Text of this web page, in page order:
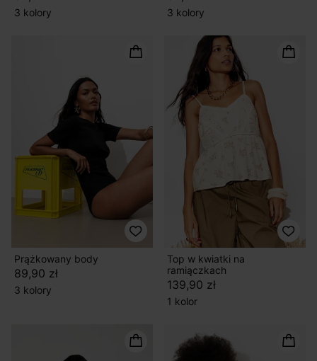
3 kolory 3 kolory
Prążkowany body
89,90 zł
3 kolory
Top w kwiatki na
ramiączkach
139,90 zł
1 kolor